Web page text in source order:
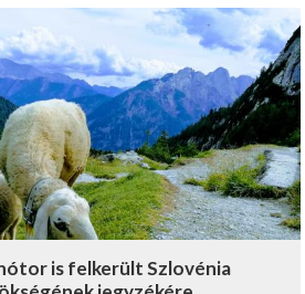
is felkerült Szlovénia